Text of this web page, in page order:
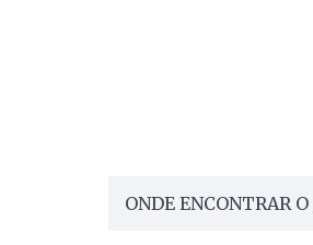
ONDE ENCONTRAR